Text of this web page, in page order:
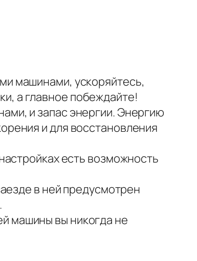
машинами, ускоряйтесь,
а главное побеждайте!
и запас энергии. Энергию
и для восстановления
есть возможность
в ней предусмотрен
машины вы никогда не